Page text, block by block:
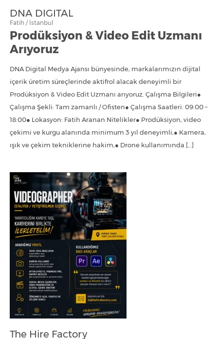
DNA DIGITAL
Fatih / İstanbul
Prodüksiyon & Video Edit Uzmanı
Arıyoruz
DNA Digital Medya Ajansı bünyesinde, markalarımızın dijital
içerik üretim süreçlerinde aktifrol alacak deneyimli bir
Prodüksiyon & Video Edit Uzmanı arıyoruz. Çalışma Bilgileri●
Çalışma Şekli: Tam zamanlı / Ofisten● Çalışma Saatleri: 09:00 –
18:00● Lokasyon: Fatih Aranan Nitelikler● Prodüksiyon, video
çekimi ve kurgu alanında minimum 3 yıl deneyimli,● Kamera,
ışık ve çekim tekniklerine hakim,● Drone kullanımında […]
The Hire Factory